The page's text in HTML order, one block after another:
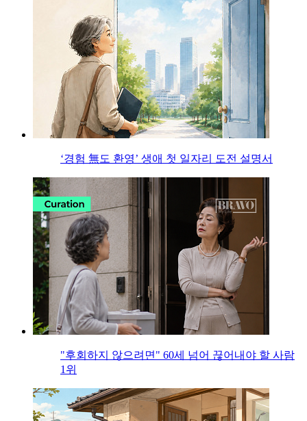
‘경험 無도 환영’ 생애 첫 일자리 도전 설명서
"후회하지 않으려면" 60세 넘어 끊어내야 할 사람
1위